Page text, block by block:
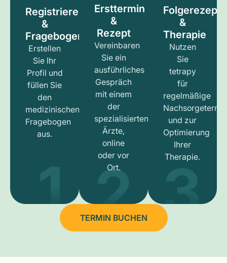
Registrieren
&
Fragebogen
Erstellen
Sie Ihr
Profil und
füllen Sie
den
medizinischen
Fragebogen
aus.
1
Ersttermin
&
Rezept
Vereinbaren
Sie ein
ausführliches
Gespräch
mit einem
der
spezialisierten
Ärzte,
online
oder vor
Ort.
2
Folgerezept
&
Therapie
Nutzen
Sie
tetrapy
für
regelmäßige
und zur
Optimierung
Ihrer
Therapie.
3
TERMIN BUCHEN